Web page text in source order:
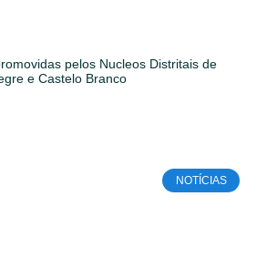
pelos Nucleos Distritais de
e Castelo Branco
NOTÍCIAS